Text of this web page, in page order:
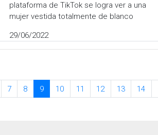
plataforma de TikTok se logra ver a una
mujer vestida totalmente de blanco
29/06/2022
7 8 9 10 11 12 13 14